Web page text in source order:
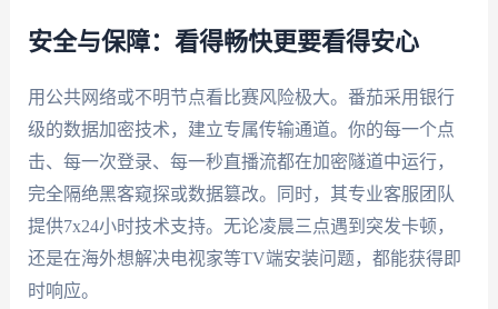
安全与保障：看得畅快更要看得安心
用公共网络或不明节点看比赛风险极大。番茄采用银行
级的数据加密技术，建立专属传输通道。你的每一个点
击、每一次登录、每一秒直播流都在加密隧道中运行，
完全隔绝黑客窥探或数据篡改。同时，其专业客服团队
提供7x24小时技术支持。无论凌晨三点遇到突发卡顿，
还是在海外想解决电视家等TV端安装问题，都能获得即
时响应。